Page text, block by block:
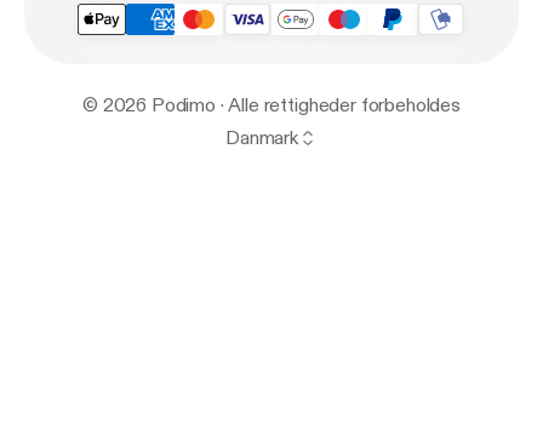
© 2026 Podimo · Alle rettigheder forbeholdes
Danmark